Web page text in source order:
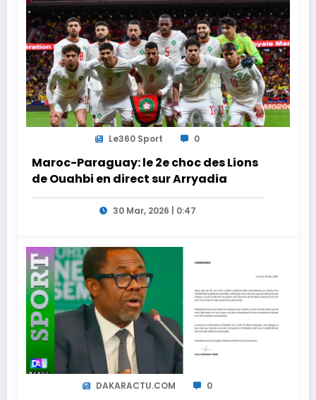
Le360 Sport 0
Maroc-Paraguay: le 2e choc des Lions
de Ouahbi en direct sur Arryadia
30 Mar, 2026 | 0:47
DAKARACTU.COM 0